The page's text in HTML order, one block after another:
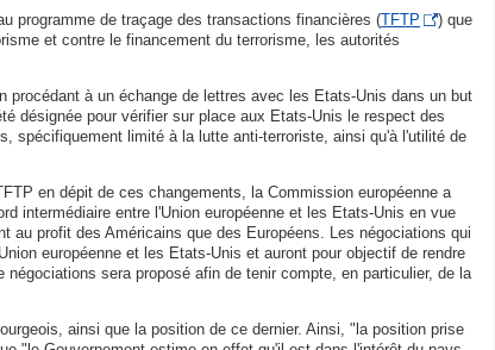
programme de traçage des transactions financières (TFTP
) que
et contre le financement du terrorisme, les autorités
procédant à un échange de lettres avec les Etats-Unis dans un but
désignée pour vérifier sur place aux Etats-Unis le respect des
spécifiquement limité à la lutte anti-terroriste, ainsi qu'à l'utilité de
en dépit de ces changements, la Commission européenne a
intermédiaire entre l'Union européenne et les Etats-Unis en vue
profit des Américains que des Européens. Les négociations qui
européenne et les Etats-Unis et auront pour objectif de rendre
sera proposé afin de tenir compte, en particulier, de la
ainsi que la position de ce dernier. Ainsi, "la position prise